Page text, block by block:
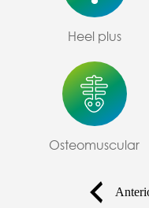
Heel plus
Osteomuscular